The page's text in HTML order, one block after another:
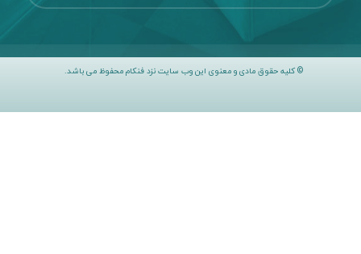
© کلیه حقوق مادی و معنوی این وب سایت نزد فنکام محفوظ می باشد.